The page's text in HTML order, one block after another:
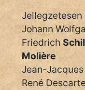
vörös ördög
nagyöreg
NapHold
Név nélkül
Johann
Friedrich
Molière
Jean-Jacques
René